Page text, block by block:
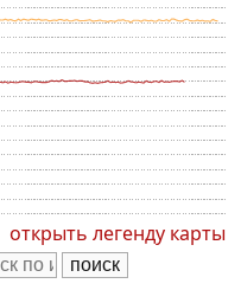
открыть легенду карты